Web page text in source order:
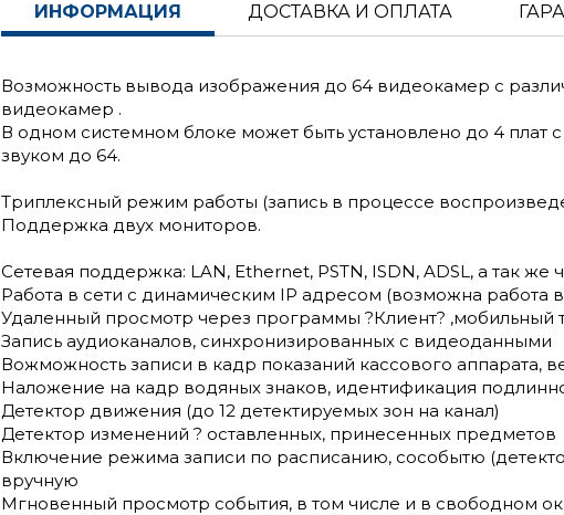
ИНФОРМАЦИЯ ДОСТАВКА И ОПЛАТА
Возможность вывода изображения до 64 видеокамер с
видеокамер .
В одном системном блоке может быть установлено до 4 плат
звуком до 64.
Триплексный режим работы (запись в процессе
Поддержка двух мониторов.
Сетевая поддержка: LAN, Ethernet, PSTN, ISDN, ADSL, а так же
Работа в сети с динамическим IP адресом (возможна работа в
Удаленный просмотр через программы ?Клиент? ,мобильный
Запись аудиоканалов, синхронизированных с видеоданными
Вожможность записи в кадр показаний кассового аппарата,
Наложение на кадр водяных знаков, идентификация
Детектор движения (до 12 детектируемых зон на канал)
Детектор изменений ? оставленных, принесенных предметов
Включение режима записи по расписанию, сособытю
вручную
Мгновенный просмотр события, в том числе и в свободном